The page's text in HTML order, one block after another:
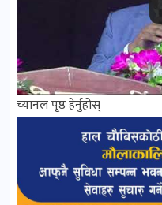
च्यानल पृष्ठ हेर्नुहोस्